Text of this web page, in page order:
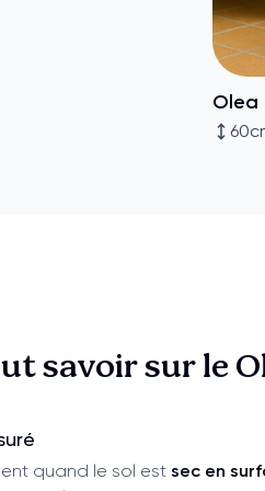
Olea
savoir sur le
quand le sol est sec en